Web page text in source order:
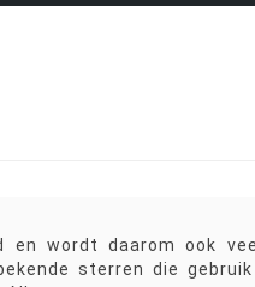
en wordt daarom ook
sterren die